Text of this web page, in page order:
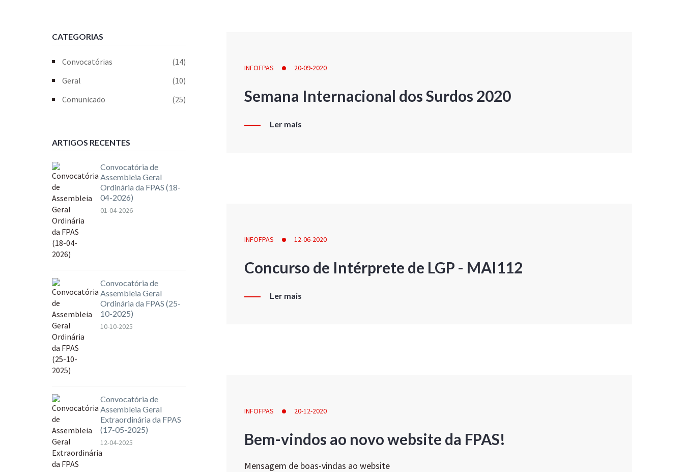
INFOFPAS 20-09-2020
Semana Internacional dos Surdos 2020
Ler mais
INFOFPAS 12-06-2020
Concurso de Intérprete de LGP - MAI112
Ler mais
INFOFPAS 20-12-2020
Bem-vindos ao novo website da FPAS!
Mensagem de boas-vindas ao website
CATEGORIAS
Convocatórias
(14)
Geral
(10)
Comunicado
(25)
ARTIGOS RECENTES
Convocatória de
Assembleia Geral
Ordinária da FPAS (18-
04-2026)
01-04-2026
Convocatória de
Assembleia Geral
Ordinária da FPAS (25-
10-2025)
10-10-2025
Convocatória de
Assembleia Geral
Extraordinária da FPAS
(17-05-2025)
12-04-2025